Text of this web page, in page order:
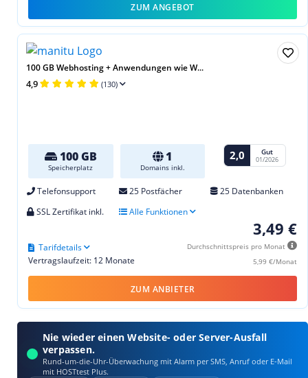
ZUM ANGEBOT
100 GB Webhosting + Anwendungen wie W...
4,9 (130)
100 GB
Speicherplatz
1
Domains inkl.
2,0 Gut
01/2026
Telefonsupport 25 Postfächer
25 Datenbanken
SSL Zertifikat inkl.
Alle Funktionen
3,49 €
Durchschnittspreis pro Monat
5,99 €/Monat
Vertragslaufzeit: 12 Monate
Tarifdetails
ZUM ANBIETER
Nie wieder einen Website- oder Server-Ausfall
verpassen.
Rund-um-die-Uhr-Überwachung mit Alarm per SMS, Anruf oder E‑Mail
mit HOSTtest Plus.